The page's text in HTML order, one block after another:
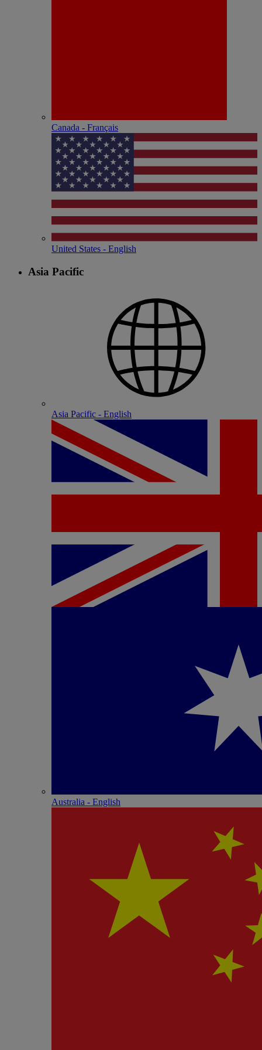
Canada - Français
United States - English
Asia Pacific
Asia Pacific - English
Australia - English